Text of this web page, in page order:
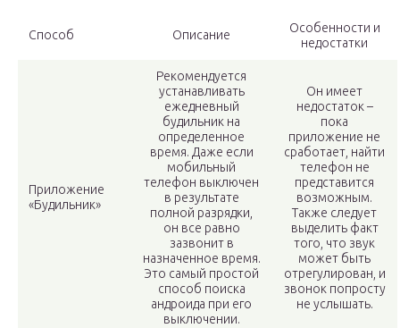
Способ Описание
Особенности и
недостатки
Приложение
«Будильник»
Рекомендуется
устанавливать
ежедневный
будильник на
определенное
время. Даже если
мобильный
телефон выключен
в результате
полной разрядки,
он все равно
зазвонит в
назначенное время.
Это самый простой
способ поиска
андроида при его
выключении.
Он имеет
недостаток –
пока
приложение не
сработает, найти
телефон не
представится
возможным.
Также следует
выделить факт
того, что звук
может быть
отрегулирован, и
звонок попросту
не услышать.